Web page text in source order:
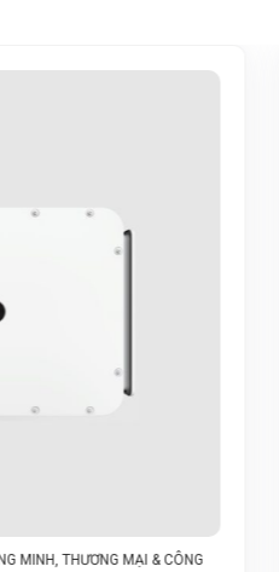
THÔNG MINH,THƯƠNG MẠI & CÔNG